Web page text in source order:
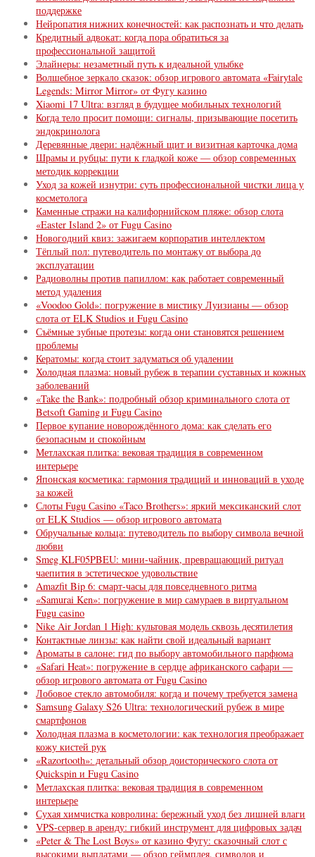
поддержке
Нейропатия нижних конечностей: как распознать и что делать
Кредитный адвокат: когда пора обратиться за
профессиональной защитой
Элайнеры: незаметный путь к идеальной улыбке
Волшебное зеркало сказок: обзор игрового автомата «Fairytale
Legends: Mirror Mirror» от Фугу казино
Xiaomi 17 Ultra: взгляд в будущее мобильных технологий
Когда тело просит помощи: сигналы, призывающие посетить
эндокринолога
Деревянные двери: надёжный щит и визитная карточка дома
Шрамы и рубцы: пути к гладкой коже — обзор современных
методик коррекции
Уход за кожей изнутри: суть профессиональной чистки лица у
косметолога
Каменные стражи на калифорнийском пляже: обзор слота
«Easter Island 2» от Fugu Сasino
Новогодний квиз: зажигаем корпоратив интеллектом
Тёплый пол: путеводитель по монтажу от выбора до
эксплуатации
Радиоволны против папиллом: как работает современный
метод удаления
«Voodoo Gold»: погружение в мистику Луизианы — обзор
слота от ELK Studios и Fugu Сasino
Съёмные зубные протезы: когда они становятся решением
проблемы
Кератомы: когда стоит задуматься об удалении
Холодная плазма: новый рубеж в терапии суставных и кожных
заболеваний
«Take the Bank»: подробный обзор криминального слота от
Betsoft Gaming и Fugu Сasino
Первое купание новорождённого дома: как сделать его
безопасным и спокойным
Метлахская плитка: вековая традиция в современном
интерьере
Японская косметика: гармония традиций и инноваций в уходе
за кожей
Слоты Fugu Сasino «Taco Brothers»: яркий мексиканский слот
от ELK Studios — обзор игрового автомата
Обручальные кольца: путеводитель по выбору символа вечной
любви
Smeg KLF05PBEU: мини-чайник, превращающий ритуал
чаепития в эстетическое удовольствие
Amazfit Bip 6: смарт-часы для повседневного ритма
«Samurai Ken»: погружение в мир самураев в виртуальном
Fugu casino
Nike Air Jordan 1 High: культовая модель сквозь десятилетия
Контактные линзы: как найти свой идеальный вариант
Ароматы в салоне: гид по выбору автомобильного парфюма
«Safari Heat»: погружение в сердце африканского сафари —
обзор игрового автомата от Fugu Сasino
Лобовое стекло автомобиля: когда и почему требуется замена
Samsung Galaxy S26 Ultra: технологический рубеж в мире
смартфонов
Холодная плазма в косметологии: как технология преображает
кожу кистей рук
«Razortooth»: детальный обзор доисторического слота от
Quickspin и Fugu Сasino
Метлахская плитка: вековая традиция в современном
интерьере
Сухая химчистка ковролина: бережный уход без лишней влаги
VPS-сервер в аренду: гибкий инструмент для цифровых задач
«Peter & The Lost Boys» от казино Фугу: сказочный слот с
высокими выплатами — обзор геймплея, символов и